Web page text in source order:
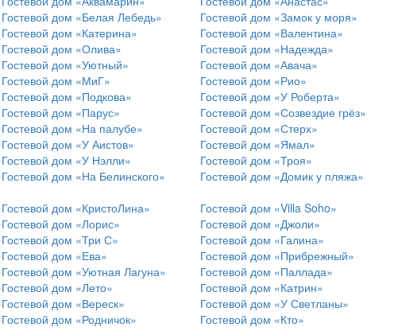
Гостевой дом «Белая Лебедь»
Гостевой дом «Замок у моря»
Гостевой дом «Катерина»
Гостевой дом «Валентина»
Гостевой дом «Олива»
Гостевой дом «Надежда»
Гостевой дом «Уютный»
Гостевой дом «Авача»
Гостевой дом «МиГ»
Гостевой дом «Рио»
Гостевой дом «Подкова»
Гостевой дом «У Роберта»
Гостевой дом «Парус»
Гостевой дом «Созвездие грёз»
Гостевой дом «На палубе»
Гостевой дом «Стерх»
Гостевой дом «У Аистов»
Гостевой дом «Ямал»
Гостевой дом «У Нэлли»
Гостевой дом «Троя»
Гостевой дом «На Белинского»
Гостевой дом «Домик у пляжа»
Гостевой дом «КристоЛина»
Гостевой дом «Villa Soho»
Гостевой дом «Лорис»
Гостевой дом «Джоли»
Гостевой дом «Три С»
Гостевой дом «Галина»
Гостевой дом «Ева»
Гостевой дом «Прибрежный»
Гостевой дом «Уютная Лагуна»
Гостевой дом «Паллада»
Гостевой дом «Лето»
Гостевой дом «Катрин»
Гостевой дом «Вереск»
Гостевой дом «У Светланы»
Гостевой дом «Родничок»
Гостевой дом «Кто»